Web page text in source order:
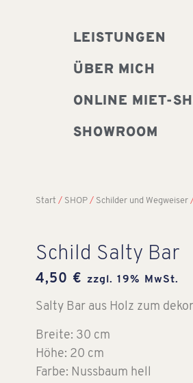
LEISTUNGEN
ÜBER MICH
ONLINE MIET-
SHOWROOM
Start / SHOP / Schilder und Wegweiser
Schild Salty Bar
4,50 € zzgl. 19% MwSt.
Salty Bar aus Holz zum
Breite: 30 cm
Höhe: 20 cm
Farbe: Nussbaum hell